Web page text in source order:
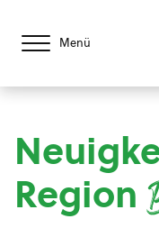
Menü
Region